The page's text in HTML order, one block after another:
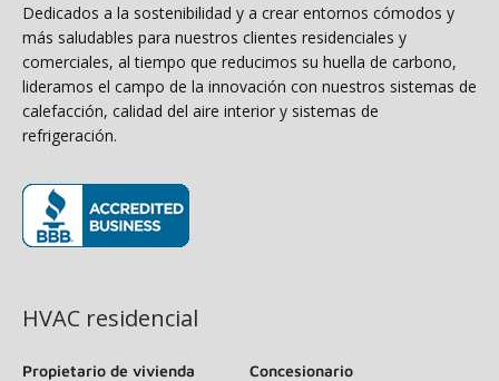
Dedicados a la sostenibilidad y a crear entornos cómodos y
más saludables para nuestros clientes residenciales y
comerciales, al tiempo que reducimos su huella de carbono,
lideramos el campo de la innovación con nuestros sistemas de
calefacción, calidad del aire interior y sistemas de
refrigeración.
HVAC residencial
Propietario de vivienda
Concesionario